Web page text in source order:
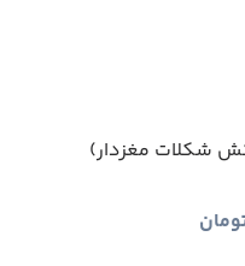
شکلات مغزدار)